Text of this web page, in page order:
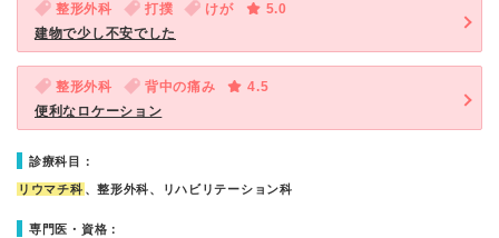
整形外科 打撲 けが
5.0
建物で少し不安でした
整形外科 背中の痛み
4.5
便利なロケーション
診療科目：
リウマチ科 、整形外科、リハビリテーション科
専門医・資格：